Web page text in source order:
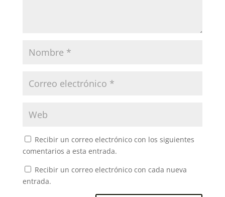
Recibir un correo electrónico con los siguientes
comentarios a esta entrada.
Recibir un correo electrónico con cada nueva
entrada.